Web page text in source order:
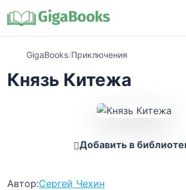
GigaBooks/Приключения
Князь Китежа
Добавить в
Автор:Сергей Чехин